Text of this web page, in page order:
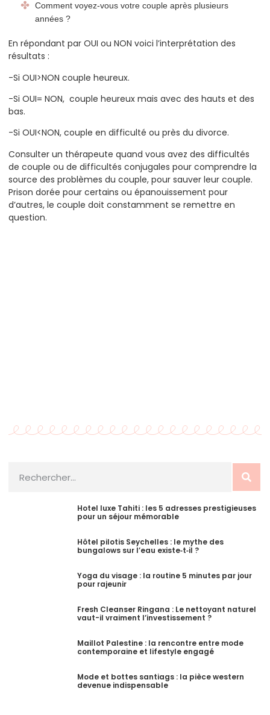
Comment voyez-vous votre couple après plusieurs
années ?
En répondant par OUI ou NON voici l’interprétation des
résultats :
-Si OUI>NON couple heureux.
-Si OUI= NON, couple heureux mais avec des hauts et des
bas.
-Si OUI<NON, couple en difficulté ou près du divorce.
Consulter un thérapeute quand vous avez des difficultés
de couple ou de difficultés conjugales pour comprendre la
source des problèmes du couple, pour sauver leur couple.
Prison dorée pour certains ou épanouissement pour
d’autres, le couple doit constamment se remettre en
question.
Hotel luxe Tahiti : les 5 adresses prestigieuses
pour un séjour mémorable
Hôtel pilotis Seychelles : le mythe des
bungalows sur l’eau existe‑t‑il ?
Yoga du visage : la routine 5 minutes par jour
pour rajeunir
Fresh Cleanser Ringana : Le nettoyant naturel
vaut-il vraiment l’investissement ?
Maillot Palestine : la rencontre entre mode
contemporaine et lifestyle engagé
Mode et bottes santiags : la pièce western
devenue indispensable